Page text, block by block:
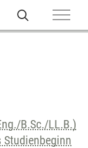
B.Sc./LL.B.)